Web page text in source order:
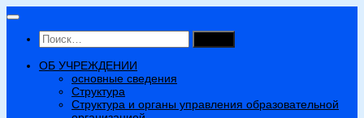
Перейти
содержимому
Найти:
ОБ УЧРЕЖДЕНИИ
основные сведения
Структура
Структура и органы управления образовательной